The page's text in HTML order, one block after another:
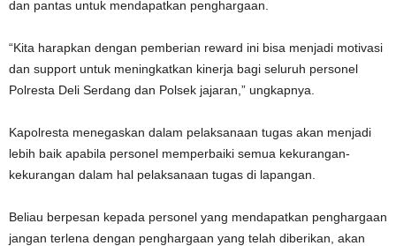
dan pantas untuk mendapatkan penghargaan.
“Kita harapkan dengan pemberian reward ini bisa menjadi motivasi
dan support untuk meningkatkan kinerja bagi seluruh personel
Polresta Deli Serdang dan Polsek jajaran,” ungkapnya.
Kapolresta menegaskan dalam pelaksanaan tugas akan menjadi
lebih baik apabila personel memperbaiki semua kekurangan-
kekurangan dalam hal pelaksanaan tugas di lapangan.
Beliau berpesan kepada personel yang mendapatkan penghargaan
jangan terlena dengan penghargaan yang telah diberikan, akan